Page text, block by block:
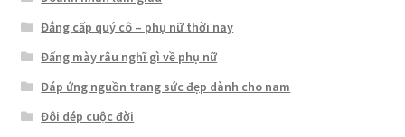
Đẳng cấp quý cô – phụ nữ thời nay
Đấng mày râu nghĩ gì về phụ nữ
Đáp ứng nguồn trang sức đẹp dành cho nam
Đôi dép cuộc đời